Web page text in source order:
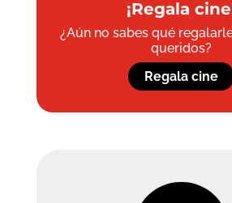
¡Regala
¿Aún no sabes qué
queridos?
Regala cine